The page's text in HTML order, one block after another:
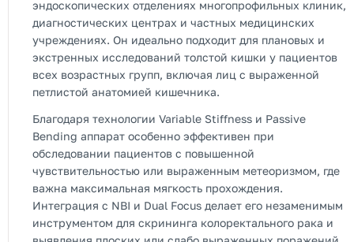
эндоскопических отделениях многопрофильных клиник,
диагностических центрах и частных медицинских
учреждениях. Он идеально подходит для плановых и
экстренных исследований толстой кишки у пациентов
всех возрастных групп, включая лиц с выраженной
петлистой анатомией кишечника.
Благодаря технологии Variable Stiffness и Passive
Bending аппарат особенно эффективен при
обследовании пациентов с повышенной
чувствительностью или выраженным метеоризмом, где
важна максимальная мягкость прохождения.
Интеграция с NBI и Dual Focus делает его незаменимым
инструментом для скрининга колоректального рака и